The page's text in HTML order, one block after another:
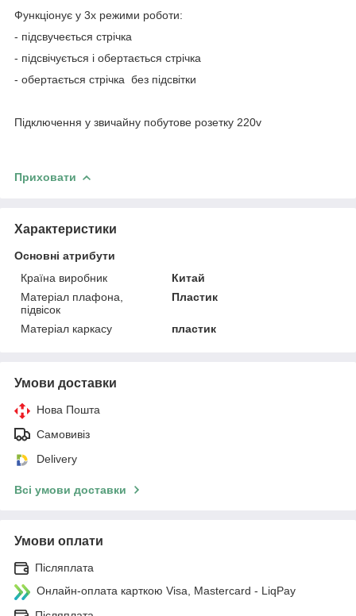
Функціонує у 3х режими роботи:
- підсвучеється стрічка
- підсвічується і обертається стрічка
- обертається стрічка без підсвітки
Підключення у звичайну побутове розетку 220v
Приховати
Характеристики
Основні атрибути
Країна виробник
Китай
Матеріал плафона,
підвісок
Пластик
Матеріал каркасу пластик
Умови доставки
Нова Пошта
Самовивіз
Delivery
Всі умови доставки
Умови оплати
Післяплата
Онлайн-оплата карткою Visa, Mastercard - LiqPay